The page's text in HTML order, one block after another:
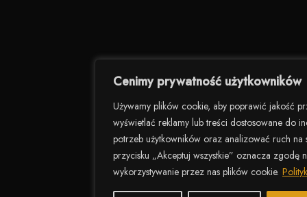
Cenimy prywatność użytkowników
Używamy plików cookie, aby poprawić jakość
wyświetlać reklamy lub treści dostosowane do
potrzeb użytkowników oraz analizować ruch na
przycisku „Akceptuj wszystkie” oznacza zgodę
wykorzystywanie przez nas plików cookie.